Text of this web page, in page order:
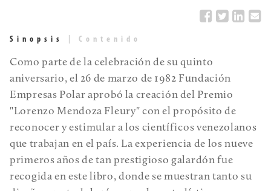
Sinopsis Contenido
Como parte de la celebración de su quinto
aniversario, el 26 de marzo de 1982 Fundación
Empresas Polar aprobó la creación del Premio
"Lorenzo Mendoza Fleury" con el propósito de
reconocer y estimular a los científicos venezolanos
que trabajan en el país. La experiencia de los nueve
primeros años de tan prestigioso galardón fue
recogida en este libro, donde se muestran tanto su